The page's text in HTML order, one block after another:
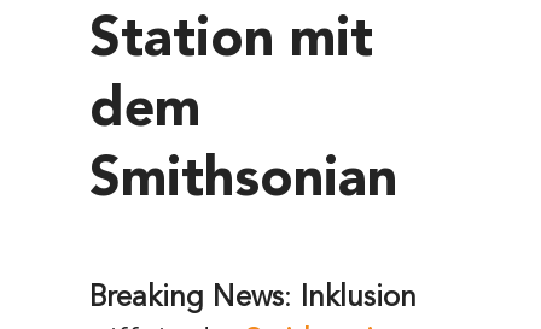
Station mit
dem
Smithsonian
Breaking News: Inklusion